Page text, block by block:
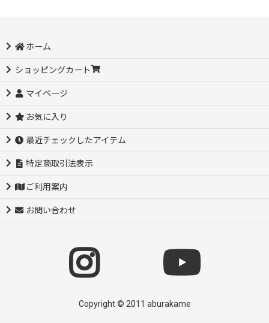
ホーム
ショッピングカート
マイページ
お気に入り
最近チェックしたアイテム
特定商取引法表示
ご利用案内
お問い合わせ
Copyright © 2011 aburakame